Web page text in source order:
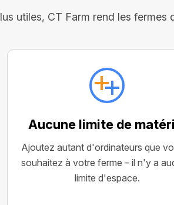
utiles, CT Farm rend les
Aucune limite de
Ajoutez autant d'ordinateurs que
souhaitez à votre ferme – il n'y a
limite d'espace.